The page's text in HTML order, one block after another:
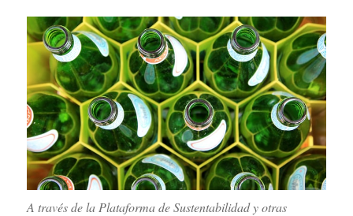
A través de la Plataforma de Sustentabilidad y otras